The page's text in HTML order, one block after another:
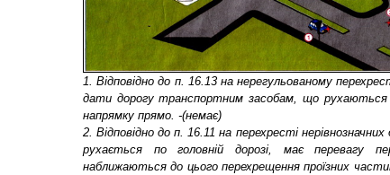
1. Відповідно до п. 16.13 на нерегульованому
дати дорогу транспортним засобам, що рухаються
напрямку прямо. -(немає)
2. Відповідно до п. 16.11 на перехресті
рухається по головній дорозі, має перевагу
наближаються до цього перехрещення проїзних